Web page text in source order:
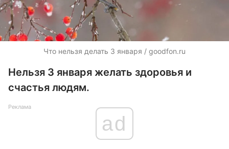
Что нельзя делать 3 января / goodfon.ru
Нельзя 3 января желать здоровья и
счастья людям.
Реклама
ad